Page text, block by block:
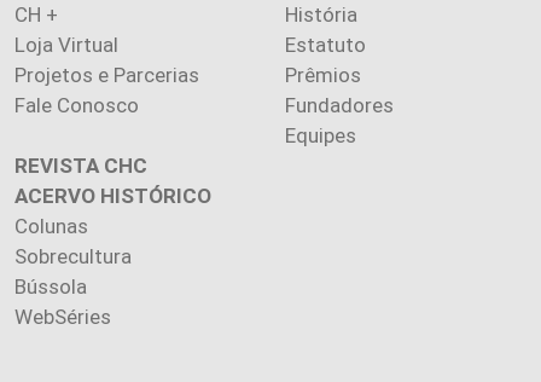
CH +
Loja Virtual
Projetos e Parcerias
Fale Conosco
História
Estatuto
Prêmios
Fundadores
Equipes
REVISTA CHC
ACERVO HISTÓRICO
Colunas
Sobrecultura
Bússola
WebSéries